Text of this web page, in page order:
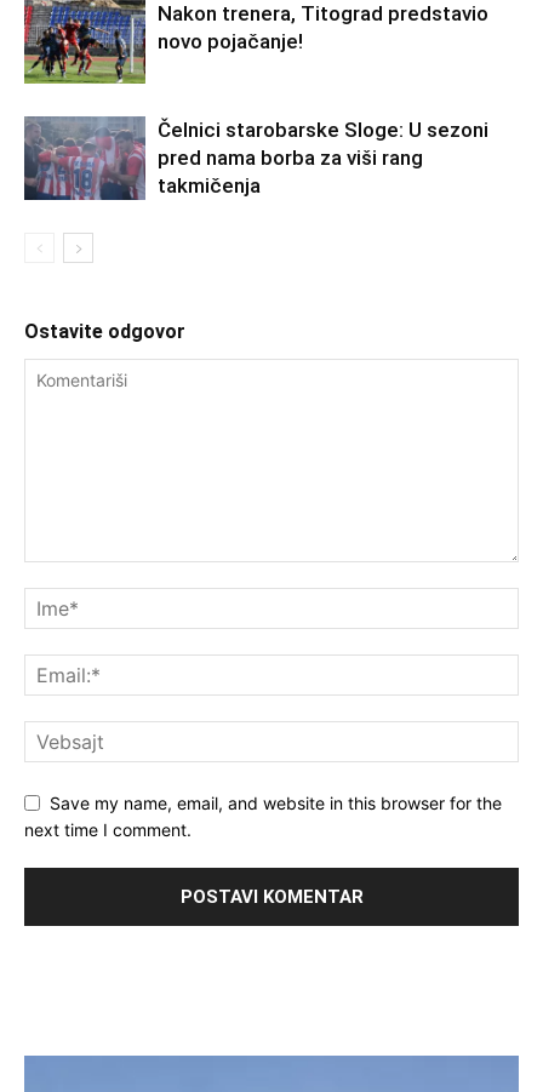
Nakon trenera, Titograd predstavio
novo pojačanje!
Čelnici starobarske Sloge: U sezoni
pred nama borba za viši rang
takmičenja
Ostavite odgovor
Save my name, email, and website in this browser for the
next time I comment.